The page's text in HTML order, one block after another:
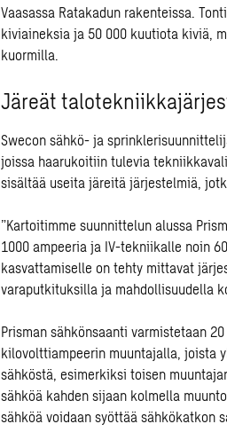
Vaasassa Ratakadun rakenteissa.
kiviaineksia ja 50 000 kuutiota kiviä,
kuormilla.
Järeät
Swecon sähkö- ja
joissa haarukoitiin tulevia
sisältää useita järeitä järjestelmiä,
”Kartoitimme suunnittelun alussa
1000 ampeeria ja IV-tekniikalle noin
kasvattamiselle on tehty mittavat
varaputkituksilla ja mahdollisuudella
Prisman sähkönsaanti varmistetaan
kilovolttiampeerin muuntajalla, joista
sähköstä, esimerkiksi toisen
sähköä kahden sijaan kolmella
sähköä voidaan syöttää sähkökatkon